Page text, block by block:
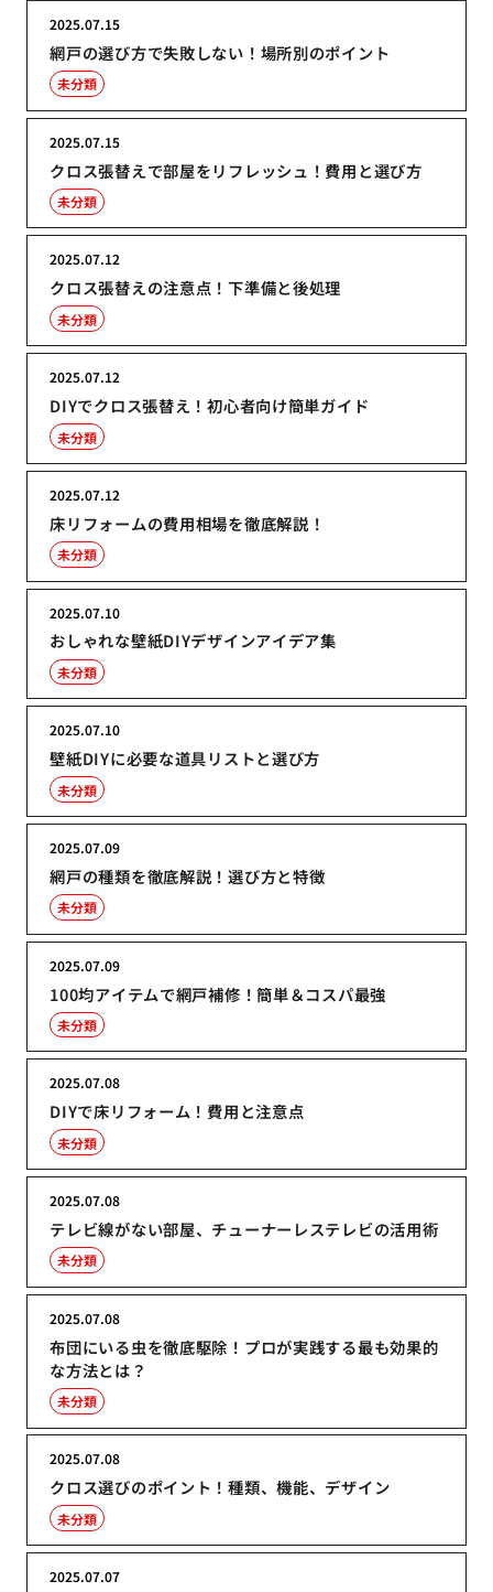
網戸の選び方で失敗しない！場所別のポイント
2025.07.15
未分類
クロス張替えで部屋をリフレッシュ！費用と選び方
2025.07.15
未分類
クロス張替えの注意点！下準備と後処理
2025.07.12
未分類
DIYでクロス張替え！初心者向け簡単ガイド
2025.07.12
未分類
床リフォームの費用相場を徹底解説！
2025.07.12
未分類
おしゃれな壁紙DIYデザインアイデア集
2025.07.10
未分類
壁紙DIYに必要な道具リストと選び方
2025.07.10
未分類
網戸の種類を徹底解説！選び方と特徴
2025.07.09
未分類
100均アイテムで網戸補修！簡単＆コスパ最強
2025.07.09
未分類
DIYで床リフォーム！費用と注意点
2025.07.08
未分類
テレビ線がない部屋、チューナーレステレビの活用術
2025.07.08
未分類
布団にいる虫を徹底駆除！プロが実践する最も効果的
な方法とは？
2025.07.08
未分類
クロス選びのポイント！種類、機能、デザイン
2025.07.08
未分類
2025.07.07